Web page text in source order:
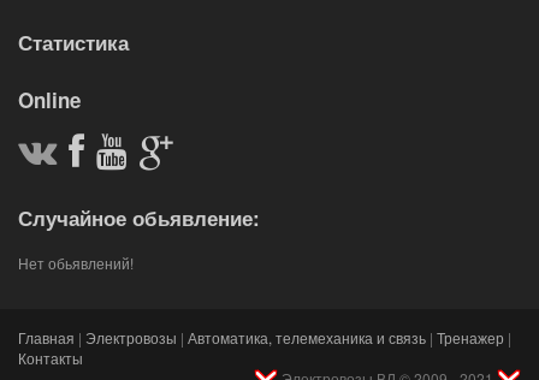
Статистика
Online
Случайное обьявление:
Нет обьявлений!
Главная | Электровозы | Автоматика, телемеханика и связь | Тренажер |
Контакты